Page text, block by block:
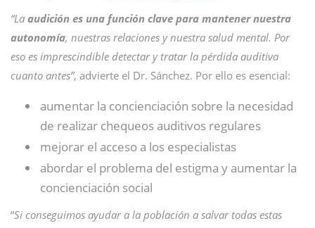
“La audición es una función clave para mantener nuestra
autonomía, nuestras relaciones y nuestra salud mental. Por
eso es imprescindible detectar y tratar la pérdida auditiva
cuanto antes”, advierte el Dr. Sánchez. Por ello es esencial:
aumentar la concienciación sobre la necesidad
de realizar chequeos auditivos regulares
mejorar el acceso a los especialistas
abordar el problema del estigma y aumentar la
concienciación social
“Si conseguimos ayudar a la población a salvar todas estas